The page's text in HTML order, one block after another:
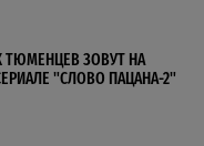
ТЮМЕНЦЕВ ЗОВУТ НА
"СЛОВО ПАЦАНА-2"